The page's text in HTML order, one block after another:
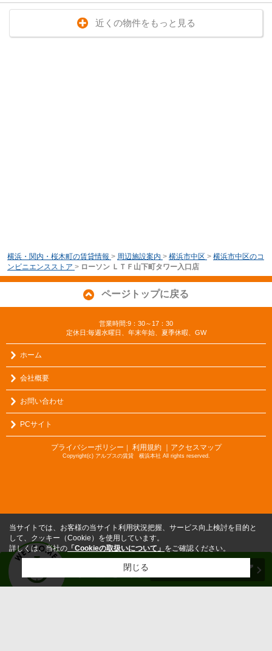
近くの物件をもっと見る
横浜・関内・桜木町の賃貸情報 > 周辺施設案内 > 横浜市中区 > 横浜市中区のコ
ンビニエンスストア > ローソン ＬＴＦ山下町タワー入口店
ページトップに戻る
営業時間:9：30～17：30
定休日:毎週水曜日、年末年始、夏季休暇、GW
ホーム
会社概要
お問い合わせ
PCサイト
プライバシーポリシー ｜ 利用規約 ｜アクセスマップ
Copyright(c) アルプスの賃貸 横浜本社 All rights reserved.
当サイトでは、お客様の当サイト利用状況把握、サービス向上検討を目的と
して、クッキー（Cookie）を使用しています。
詳しくは、当社の 「Cookieの取扱いについて」 をご確認ください。
閉じる